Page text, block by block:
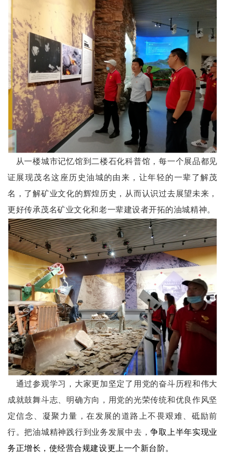
从一楼城市记忆馆到二楼石化科普馆，每一个展品都见
证展现茂名这座历史油城的由来，让年轻的一辈了解茂
名，了解矿业文化的辉煌历史，从而认识过去展望未来，
更好传承茂名矿业文化和老一辈建设者开拓的油城精神。
通过参观学习，大家更加坚定了用党的奋斗历程和伟大
成就鼓舞斗志、明确方向，用党的光荣传统和优良作风坚
定信念、凝聚力量，在发展的道路上不畏艰难、砥励前
行。把油城精神践行到业务发展中去，争取上半年实现业
务正增长，使经营合规建设更上一个新台阶。